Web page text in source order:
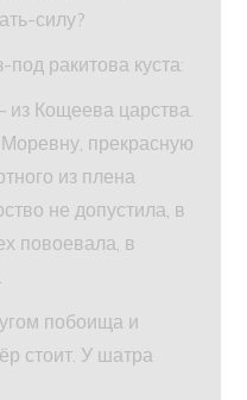
силу?
ракитова куста:
Кощеева царства.
прекрасную
из плена
не допустила, в
повоевала, в
побоища и
стоит. У шатра